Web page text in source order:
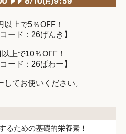
上で5％OFF！
ード：26げんき】
上で10％OFF！
ード：26ぱわー】
してお使いください。
るための基礎的栄養素！